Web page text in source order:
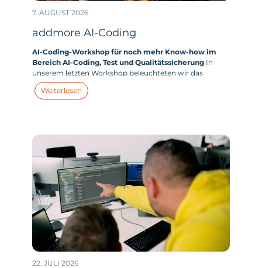
7. AUGUST 2026
addmore AI-Coding
AI-Coding-Workshop für noch mehr Know-how im
Bereich AI-Coding, Test und QualitätssicherungIn
unserem letzten Workshop beleuchteten wir das
zentrale Thema „AI-Coding“. Wie sehen unsere aktuellen
Use Cases im Bereich AI-Coding aus? Und wie können
Weiterlesen
22. JULI 2026